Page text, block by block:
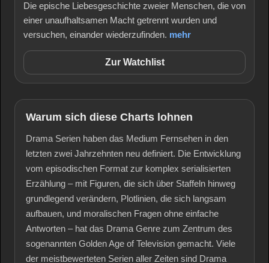
Die epische Liebesgeschichte zweier Menschen, die von
einer unaufhaltsamen Macht getrennt wurden und
versuchen, einander wiederzufinden. mehr
Zur Watchlist
Warum sich diese Charts lohnen
Drama Serien haben das Medium Fernsehen in den
letzten zwei Jahrzehnten neu definiert. Die Entwicklung
vom episodischen Format zur komplex serialisierten
Erzählung – mit Figuren, die sich über Staffeln hinweg
grundlegend verändern, Plotlinien, die sich langsam
aufbauen, und moralischen Fragen ohne einfache
Antworten – hat das Drama Genre zum Zentrum des
sogenannten Golden Age of Television gemacht. Viele
der meistbewerteten Serien aller Zeiten sind Drama